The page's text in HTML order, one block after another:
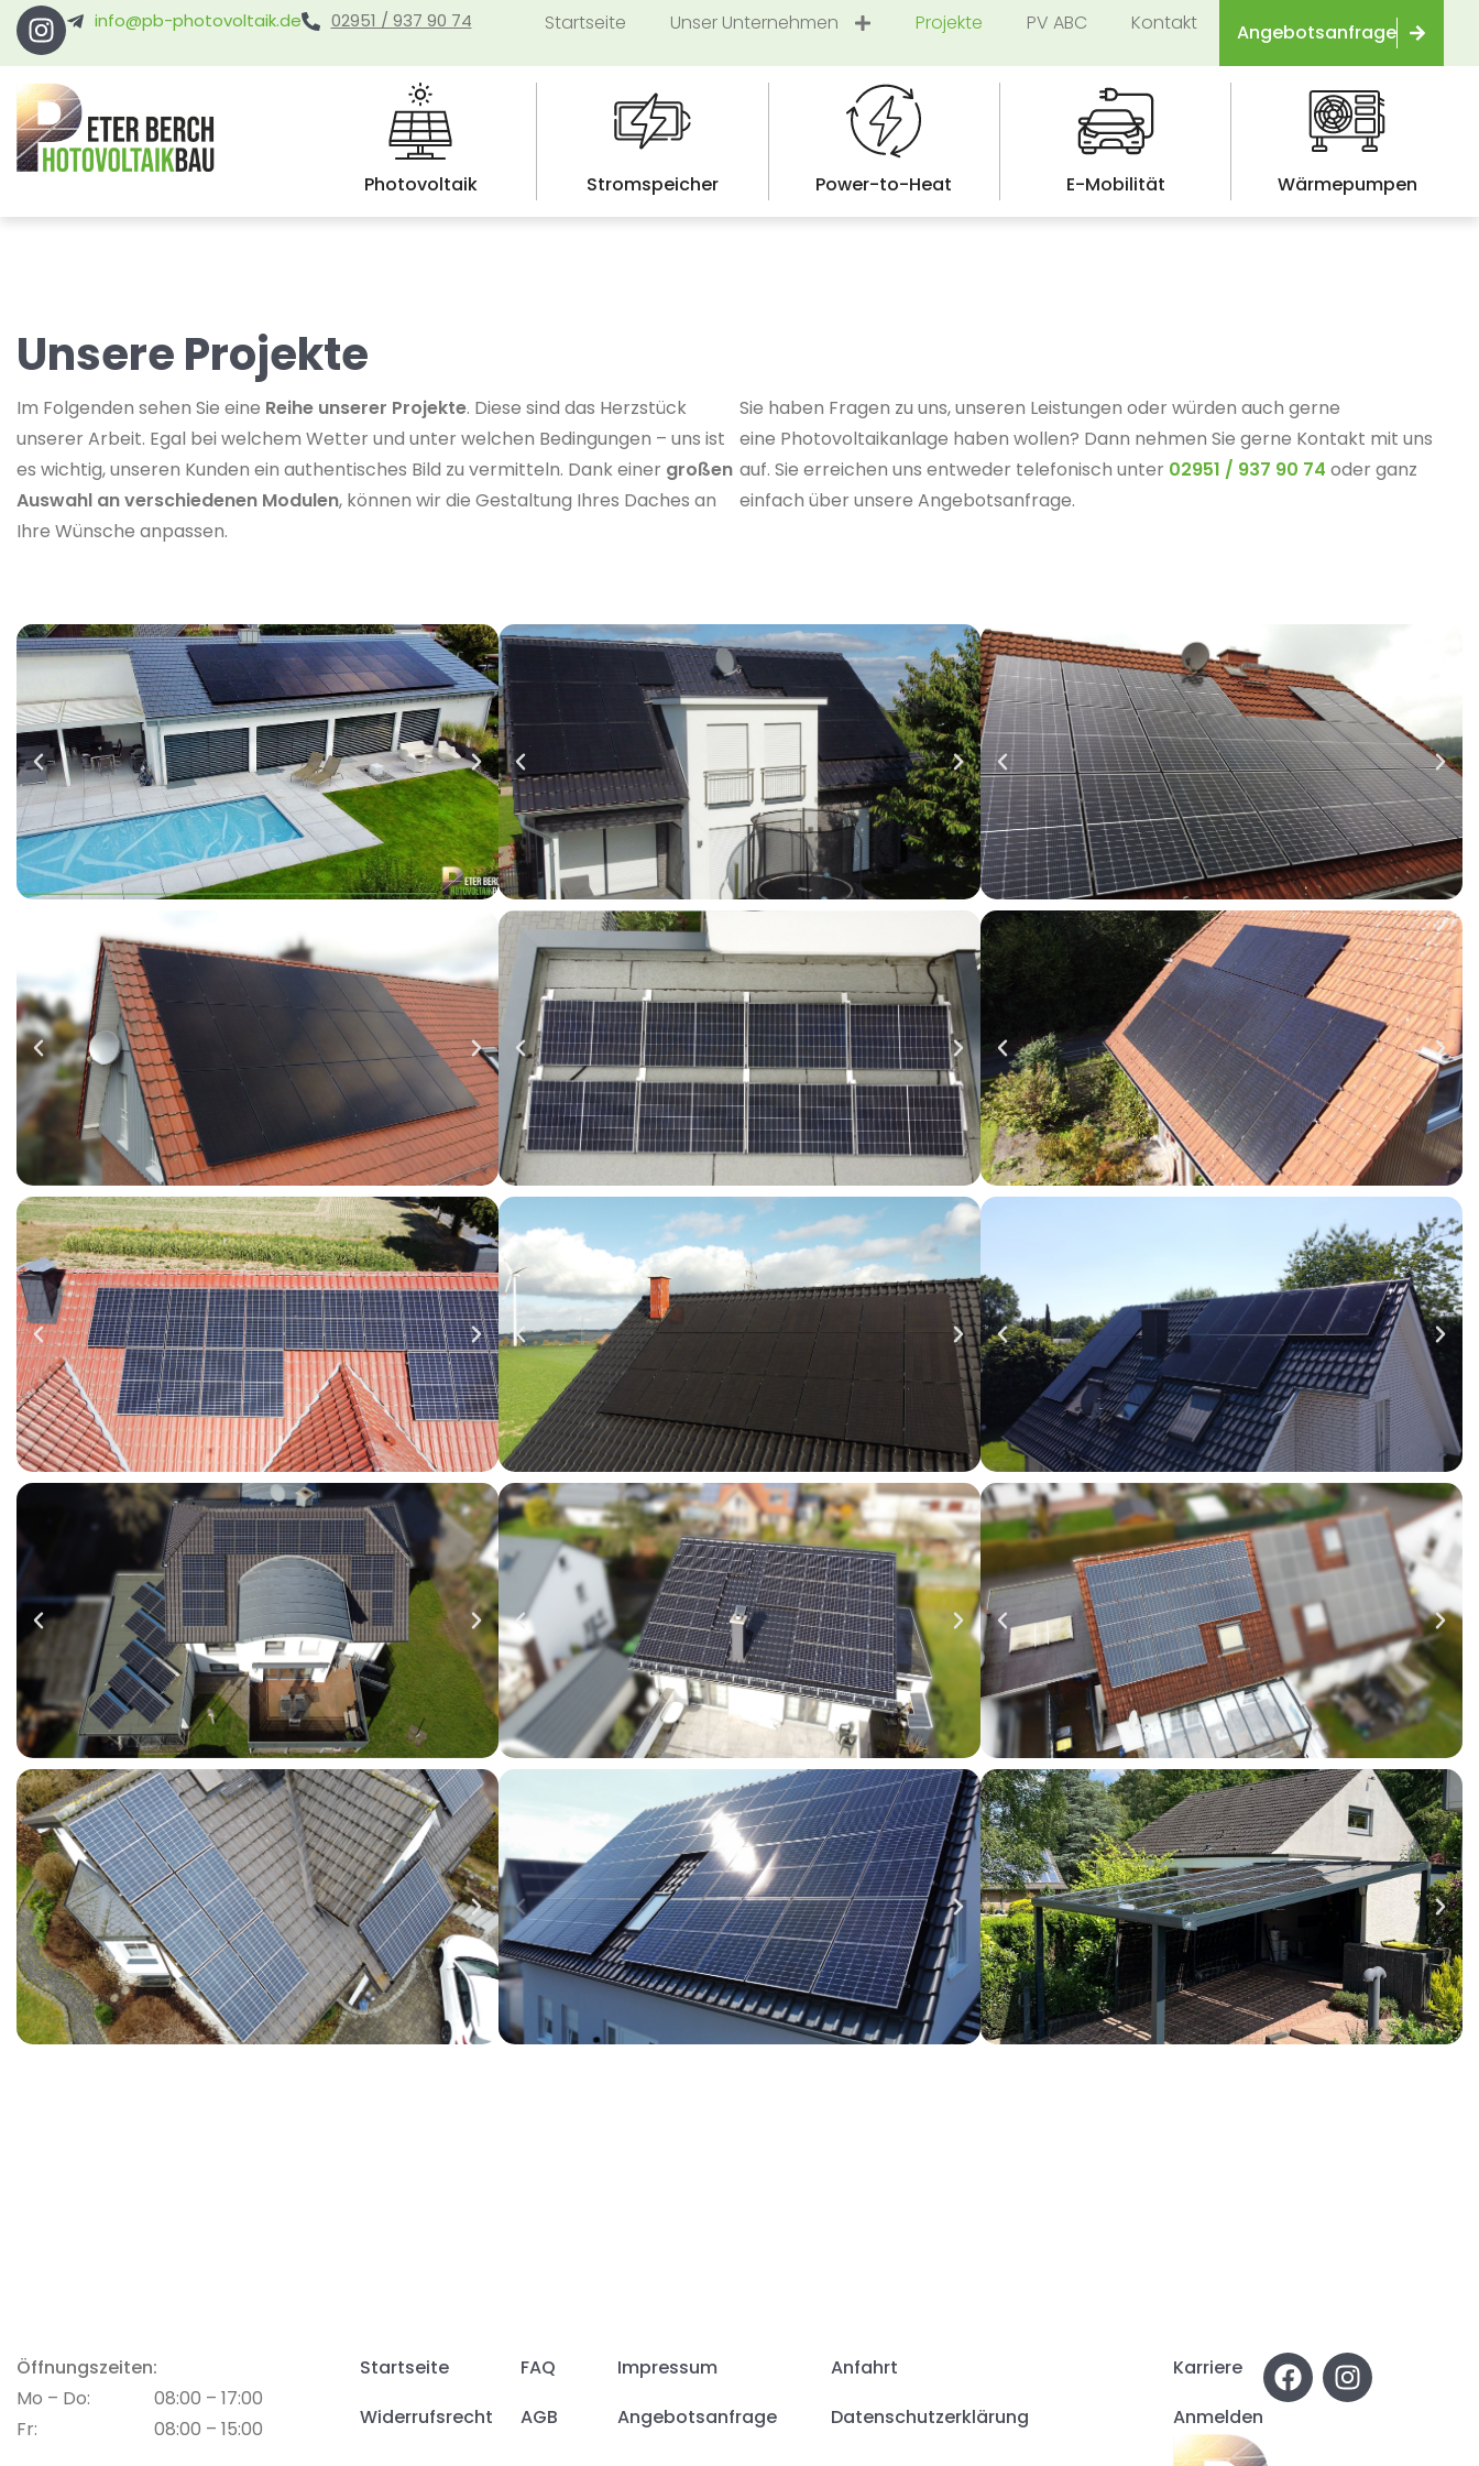
info@pb-photovoltaik.de 02951 / 937 90 74 Startseite Unser Unternehmen Projekte PV ABC Kontakt Angebotsanfrage
Photovoltaik Stromspeicher Power-to-Heat E-Mobilität Wärmepumpen
Unsere Projekte
Im Folgenden sehen Sie eine Reihe unserer Projekte. Diese sind das Herzstück
unserer Arbeit. Egal bei welchem Wetter und unter welchen Bedingungen – uns ist
es wichtig, unseren Kunden ein authentisches Bild zu vermitteln. Dank einer großen
Auswahl an verschiedenen Modulen, können wir die Gestaltung Ihres Daches an
Ihre Wünsche anpassen.
Sie haben Fragen zu uns, unseren Leistungen oder würden auch gerne
eine Photovoltaikanlage haben wollen? Dann nehmen Sie gerne Kontakt mit uns
auf. Sie erreichen uns entweder telefonisch unter 02951 / 937 90 74 oder ganz
einfach über unsere Angebotsanfrage.
Öffnungszeiten:
Mo – Do:
Fr:
08:00 – 17:00
08:00 – 15:00
Startseite
Widerrufsrecht
FAQ
AGB
Impressum
Angebotsanfrage
Anfahrt
Datenschutzerklärung
Karriere
Anmelden